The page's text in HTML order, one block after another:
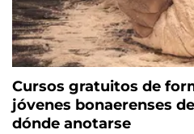
Cursos gratuitos de
jóvenes bonaerenses
dónde anotarse